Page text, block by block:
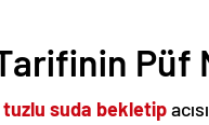
Püf
tuzlu suda bekletip